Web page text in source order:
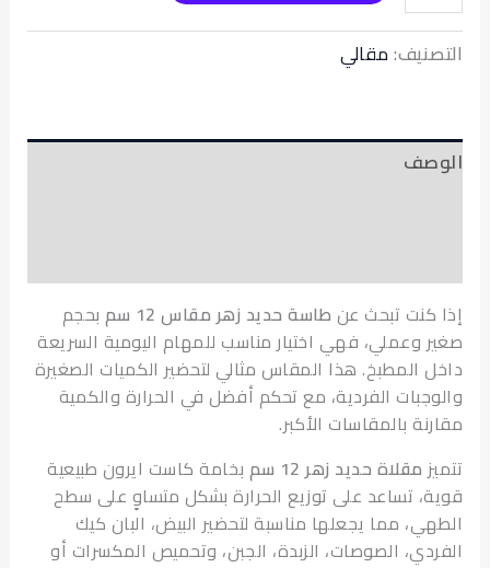
مقالي
تبحث عنطاسة حديد زهر مقاس 12 سم
بحجم
وعملي، فهي اختيار مناسب للمهام اليومية السريعة
المطبخ. هذا المقاس مثالي لتحضير الكميات الصغيرة
الفردية، مع تحكم أفضل في الحرارة والكمية
بالمقاسات الأكبر.
مقلاة حديد زهر 12 سم
بخامة كاست ايرون طبيعية
تساعد على توزيع الحرارة بشكل متساوٍ على سطح
مما يجعلها مناسبة لتحضير البيض، البان كيك
الصوصات، الزبدة، الجبن، وتحميص المكسرات أو